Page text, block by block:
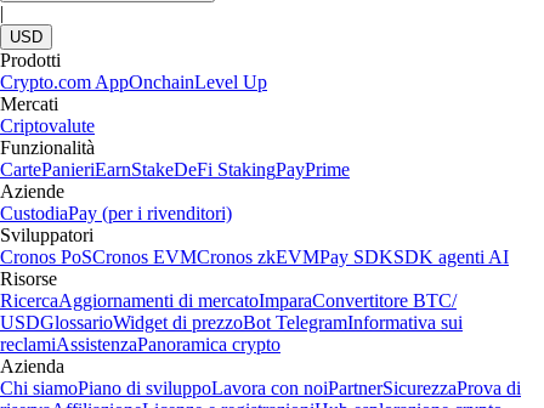
|
USD
Prodotti
Crypto.com AppOnchainLevel Up
Mercati
Criptovalute
Funzionalità
CartePanieriEarnStakeDeFi StakingPayPrime
Aziende
CustodiaPay (per i rivenditori)
Sviluppatori
Cronos PoSCronos EVMCronos zkEVMPay SDKSDK agenti AI
Risorse
RicercaAggiornamenti di mercatoImparaConvertitore BTC/
USDGlossarioWidget di prezzoBot TelegramInformativa sui
reclamiAssistenzaPanoramica crypto
Azienda
Chi siamoPiano di sviluppoLavora con noiPartnerSicurezzaProva di